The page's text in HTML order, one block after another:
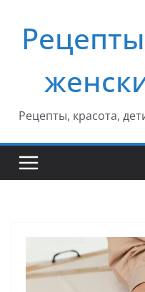
содержимому
Рецепты, красота,